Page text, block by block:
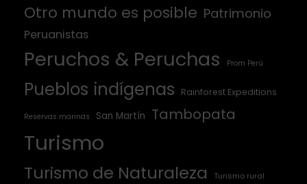
Otro mundo es posible Patrimonio
Peruanistas
Peruchos & Peruchas Prom Perú
Pueblos indígenas Rainforest Expeditions
Reservas marinas San Martín Tambopata
Turismo
Turismo de Naturaleza Turismo rural